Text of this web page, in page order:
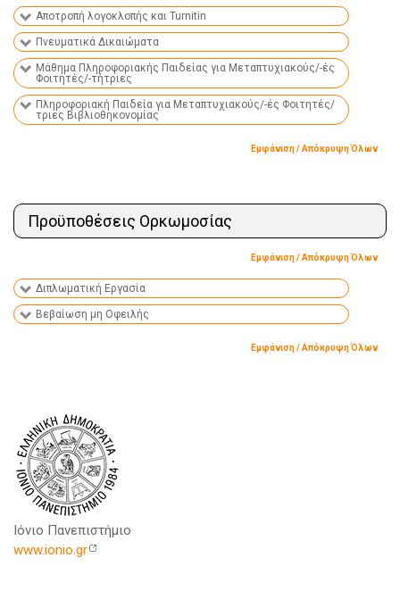
Αποτροπή λογοκλοπής και Turnitin
Πνευματικά Δικαιώματα
Μάθημα Πληροφοριακής Παιδείας για Μεταπτυχιακούς/-ές
Φοιτητές/-τήτριες
Πληροφοριακή Παιδεία για Μεταπτυχιακούς/-ές Φοιτητές/
τριες Βιβλιοθηκονομίας
Εμφάνιση / Απόκρυψη Όλων
Προϋποθέσεις Ορκωμοσίας
Εμφάνιση / Απόκρυψη Όλων
Διπλωματική Εργασία
Βεβαίωση μη Οφειλής
Εμφάνιση / Απόκρυψη Όλων
Ιόνιο Πανεπιστήμιο
www.ionio.gr